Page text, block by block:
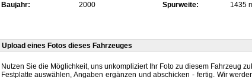
Baujahr:
2000 Spurweite: 1435
Upload eines Fotos dieses Fahrzeuges
Nutzen Sie die Möglichkeit, uns unkompliziert Ihr Foto zu diesem Fahrzeug
Festplatte auswählen, Angaben ergänzen und abschicken - fertig. Wir